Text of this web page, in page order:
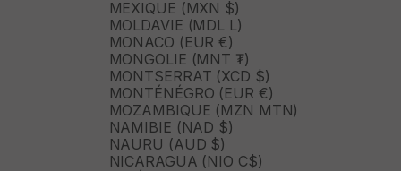
MEXIQUE (MXN $)
MOLDAVIE (MDL L)
MONACO (EUR €)
MONGOLIE (MNT ₮)
MONTSERRAT (XCD $)
MONTÉNÉGRO (EUR €)
MOZAMBIQUE (MZN MTN)
NAMIBIE (NAD $)
NAURU (AUD $)
NICARAGUA (NIO C$)